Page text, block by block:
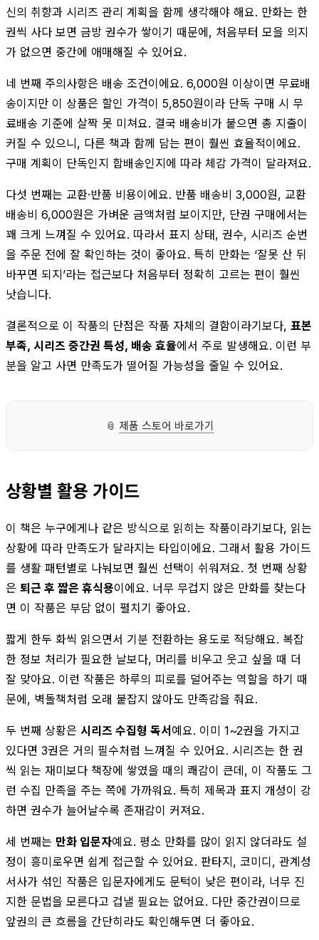
신의 취향과 시리즈 관리 계획을 함께 생각해야 해요. 만화는 한
권씩 사다 보면 금방 권수가 쌓이기 때문에, 처음부터 모을 의지
가 없으면 중간에 애매해질 수 있어요.
네 번째 주의사항은 배송 조건이에요. 6,000원 이상이면 무료배
송이지만 이 상품은 할인 가격이 5,850원이라 단독 구매 시 무
료배송 기준에 살짝 못 미쳐요. 결국 배송비가 붙으면 총 지출이
커질 수 있으니, 다른 책과 함께 담는 편이 훨씬 효율적이에요.
구매 계획이 단독인지 합배송인지에 따라 체감 가격이 달라져요.
다섯 번째는 교환·반품 비용이에요. 반품 배송비 3,000원, 교환
배송비 6,000원은 가벼운 금액처럼 보이지만, 단권 구매에서는
꽤 크게 느껴질 수 있어요. 따라서 표지 상태, 권수, 시리즈 순번
을 주문 전에 잘 확인하는 것이 좋아요. 특히 만화는 ‘잘못 산 뒤
바꾸면 되지’라는 접근보다 처음부터 정확히 고르는 편이 훨씬
낫습니다.
결론적으로 이 작품의 단점은 작품 자체의 결함이라기보다, 표본
부족, 시리즈 중간권 특성, 배송 효율에서 주로 발생해요. 이런 부
분을 알고 사면 만족도가 떨어질 가능성을 줄일 수 있어요.
📎 제품 스토어 바로가기
상황별 활용 가이드
이 책은 누구에게나 같은 방식으로 읽히는 작품이라기보다, 읽는
상황에 따라 만족도가 달라지는 타입이에요. 그래서 활용 가이드
를 생활 패턴별로 나눠보면 훨씬 선택이 쉬워져요. 첫 번째 상황
은 퇴근 후 짧은 휴식용이에요. 너무 무겁지 않은 만화를 찾는다
면 이 작품은 부담 없이 펼치기 좋아요.
짧게 한두 화씩 읽으면서 기분 전환하는 용도로 적당해요. 복잡
한 정보 처리가 필요한 날보다, 머리를 비우고 웃고 싶을 때 더
잘 맞아요. 이런 작품은 하루의 피로를 덜어주는 역할을 하기 때
문에, 벽돌책처럼 오래 붙잡지 않아도 만족감을 줘요.
두 번째 상황은 시리즈 수집형 독서예요. 이미 1~2권을 가지고
있다면 3권은 거의 필수처럼 느껴질 수 있어요. 시리즈는 한 권
씩 읽는 재미보다 책장에 쌓였을 때의 쾌감이 큰데, 이 작품도 그
런 수집 만족을 주는 쪽에 가까워요. 특히 제목과 표지 개성이 강
하면 권수가 늘어날수록 존재감이 커져요.
세 번째는 만화 입문자예요. 평소 만화를 많이 읽지 않더라도 설
정이 흥미로우면 쉽게 접근할 수 있어요. 판타지, 코미디, 관계성
서사가 섞인 작품은 입문자에게도 문턱이 낮은 편이라, 너무 진
지한 문법을 모른다고 겁낼 필요는 없어요. 다만 중간권이므로
앞권의 큰 흐름을 간단히라도 확인해두면 더 좋아요.